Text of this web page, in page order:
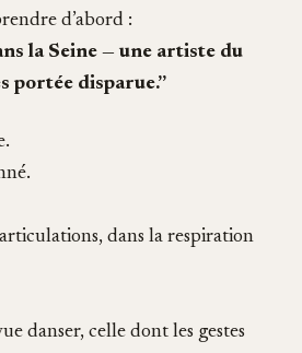
d’abord :
la Seine — une artiste du
portée disparue.”
dans la respiration
danser, celle dont les gestes